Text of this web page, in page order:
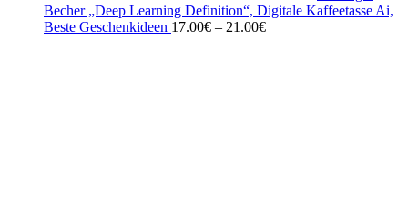
Becher „Deep Learning Definition“, Digitale Kaffeetasse Ai,
Beste Geschenkideen 17.00€ – 21.00€